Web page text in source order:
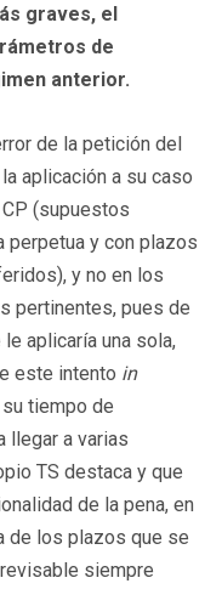
graves, el
de
anterior.
de la petición del
aplicación a su caso
(supuestos
perpetua y con plazos
y no en los
pertinentes, pues de
aplicaría una sola,
este intento in
tiempo de
llegar a varias
TS destaca y que
de la pena, en
de los plazos que se
siempre